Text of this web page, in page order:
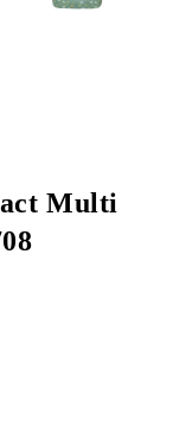
Multi